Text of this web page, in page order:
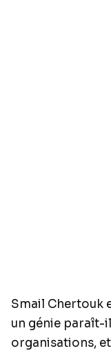
Smail Chertouk
un génie paraît-
organisations,